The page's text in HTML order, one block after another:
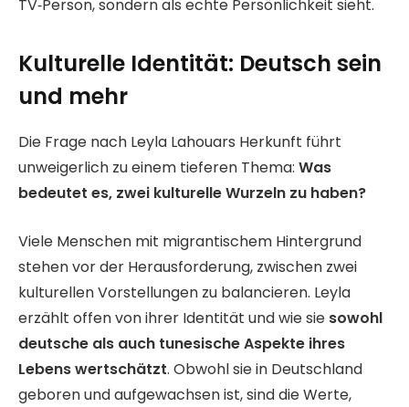
TV‑Person, sondern als echte Persönlichkeit sieht.
Kulturelle Identität: Deutsch sein
und mehr
Die Frage nach Leyla Lahouars Herkunft führt
unweigerlich zu einem tieferen Thema: Was
bedeutet es, zwei kulturelle Wurzeln zu haben?
Viele Menschen mit migrantischem Hintergrund
stehen vor der Herausforderung, zwischen zwei
kulturellen Vorstellungen zu balancieren. Leyla
erzählt offen von ihrer Identität und wie sie sowohl
deutsche als auch tunesische Aspekte ihres
Lebens wertschätzt. Obwohl sie in Deutschland
geboren und aufgewachsen ist, sind die Werte,